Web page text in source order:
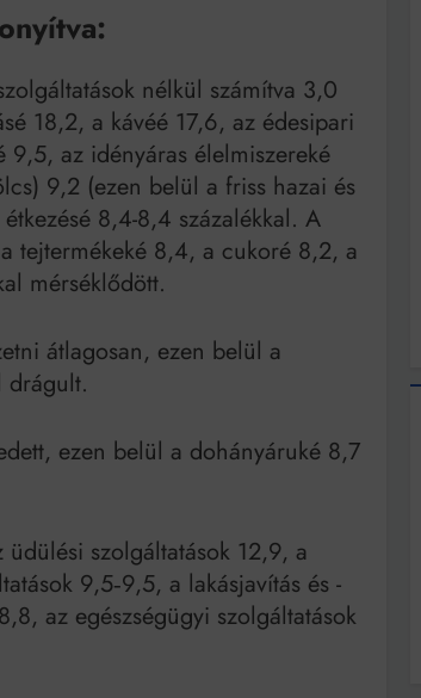
nélkül számítva 3,0
18,2, a kávéé 17,6, az édesipari
9,5, az idényáras élelmiszereké
9,2 (ezen belül a friss hazai és
8,4-8,4 százalékkal. A
tejtermékeké 8,4, a cukoré 8,2, a
mérséklődött.
átlagosan, ezen belül a
drágult.
ezen belül a dohányáruké 8,7
szolgáltatások 12,9, a
9,5‑9,5, a lakásjavítás és -
az egészségügyi szolgáltatások